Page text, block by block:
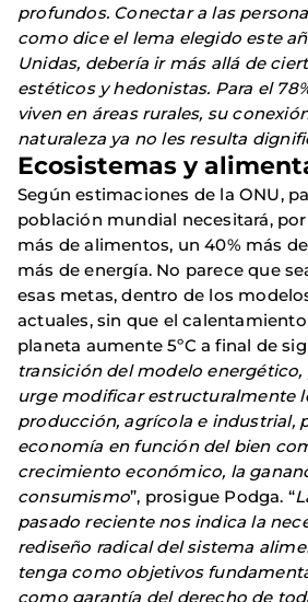
profundos. Conectar a las
como dice el lema elegido este
Unidas, debería ir más allá de
estéticos y hedonistas. Para el
viven en áreas rurales, su
naturaleza ya no les resulta
Ecosistemas y
Según estimaciones de la ONU,
población mundial necesitará,
más de alimentos, un 40% más
más de energía. No parece que
esas metas, dentro de los
actuales, sin que el
planeta aumente 5ºC a final de
transición del modelo energético,
urge modificar estructuralmente
producción, agrícola e industrial,
economía en función del bien
crecimiento económico, la
consumismo”, prosigue Podga. “
pasado reciente nos indica la
rediseño radical del sistema
tenga como objetivos
como garantía del derecho de